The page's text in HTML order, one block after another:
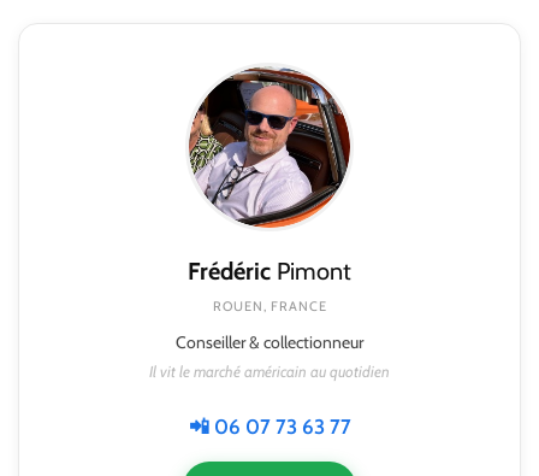
Frédéric Pimont
ROUEN, FRANCE
Conseiller & collectionneur
Il vit le marché américain au quotidien
📲 06 07 73 63 77